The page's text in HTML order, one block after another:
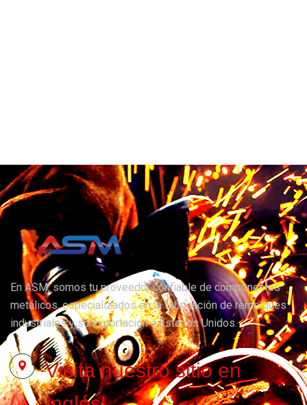
En ASM, somos tu proveedor confiable de componentes
metálicos, especializados en la fabricación de remolques
industriales y su exportación a Estados Unidos.
Visita nuestro sitio en